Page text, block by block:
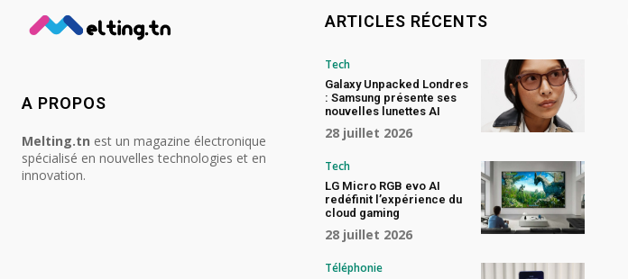
A PROPOS
Melting.tn est un magazine électronique
spécialisé en nouvelles technologies et en
innovation.
ARTICLES RÉCENTS
Tech
Galaxy Unpacked Londres
: Samsung présente ses
nouvelles lunettes AI
28 juillet 2026
Tech
LG Micro RGB evo AI
redéfinit l’expérience du
cloud gaming
28 juillet 2026
Téléphonie